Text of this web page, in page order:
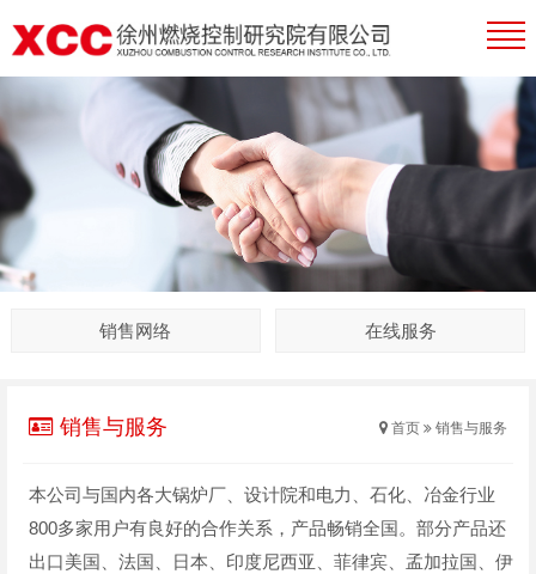
销售网络 在线服务
销售与服务 首页 销售与服务
本公司与国内各大锅炉厂、设计院和电力、石化、冶金行业
800多家用户有良好的合作关系，产品畅销全国。部分产品还
出口美国、法国、日本、印度尼西亚、菲律宾、孟加拉国、伊